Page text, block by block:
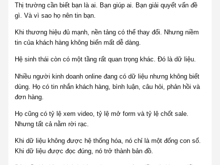
Thị trường cần biết bạn là ai. Bạn giúp ai. Bạn giải quyết vấn đề
gì. Và vì sao họ nên tin bạn.
Khi thương hiệu đủ mạnh, nền tảng có thể thay đổi. Nhưng niềm
tin của khách hàng không biến mất dễ dàng.
Hệ sinh thái còn có một tầng rất quan trọng khác. Đó là dữ liệu.
Nhiều người kinh doanh online đang có dữ liệu nhưng không biết
dùng. Họ có tin nhắn khách hàng, bình luận, câu hỏi, phản hồi và
đơn hàng.
Họ cũng có tỷ lệ xem video, tỷ lệ mở form và tỷ lệ chốt sale.
Nhưng tất cả nằm rời rạc.
Khi dữ liệu không được hệ thống hóa, nó chỉ là một đống con số.
Khi dữ liệu được đọc đúng, nó trở thành bản đồ.